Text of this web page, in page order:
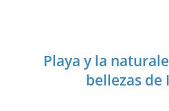
Playa y la
bellezas de